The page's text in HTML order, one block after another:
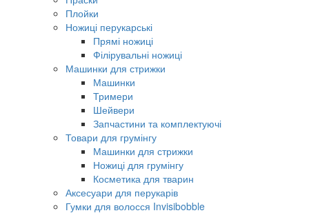
Плойки
Ножиці перукарські
Прямі ножиці
Філірувальні ножиці
Машинки для стрижки
Машинки
Тримери
Шейвери
Запчастини та комплектуючі
Товари для грумінгу
Машинки для стрижки
Ножиці для грумінгу
Косметика для тварин
Аксесуари для перукарів
Гумки для волосся Invisibobble